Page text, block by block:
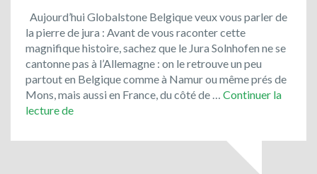
Belgique!
Aujourd’hui Globalstone Belgique veux vous parler de
la pierre de jura : Avant de vous raconter cette
magnifique histoire, sachez que le Jura Solnhofen ne se
cantonne pas à l’Allemagne : on le retrouve un peu
partout en Belgique comme à Namur ou même prés de
Mons, mais aussi en France, du côté de … Continuer la
lecture deLe
Solnhofen,